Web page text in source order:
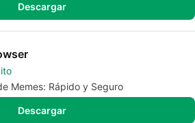
Descargar
Memes: Rápido y Seguro
Descargar